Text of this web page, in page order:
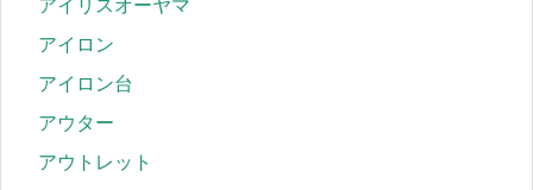
アイリスオーヤマ
アイロン
アイロン台
アウター
アウトレット